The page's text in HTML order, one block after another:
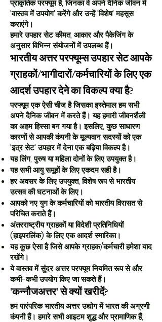
प्राकृतिक परफ्यूम हैं, जिनका वे अपने दैनिक जीवन में
'वास्तव में उपयोग' करेंगे और उन्हें 'विशेष' महसूस
कराएंगे।
हमारे उपहार सेट कीमत, आकार और पैकेजिंग के
अनुसार विभिन्न संयोजनों में उपलब्ध हैं।
भारतीय अत्तर परफ्यूम्स उपहार सेट आपके
ग्राहकों/भागीदारों/कर्मचारियों के लिए एक
आदर्श उपहार देने का विकल्प क्या है?
परफ्यूम एक ऐसी चीज है जिसका इस्तेमाल हम सभी
अपने दैनिक जीवन में करते हैं। यह हमारी जीवनशैली
का अहम हिस्सा बन गया है। इसलिए, कुछ साधारण
कारणों से आपकी कंपनी के मूल्यवान सदस्यों को एक
'इत्र सेट' उपहार में देना एक बढ़िया विकल्प है।
यह लिंग, पुरुष या महिला दोनों के लिए उपयुक्त है।
यह सभी आयु समूहों के लिए एकदम सही है।
हर अवसर के लिए उपयुक्त, विशेष रूप से भारतीय
उत्सव की घटनाओं के लिए।
आपको नए युग के कर्मचारियों को भारतीय विरासत से
परिचित कराते हैं।
अंतरराष्ट्रीय ग्राहकों या विदेशी प्रतिनिधियों
(हाइपरलिंक) के लिए एक आदर्श स्मारिका।
यह कुछ ऐसा है जिसे आपके ग्राहक/कर्मचारी हमेशा याद
रखेंगे।
ये वास्तव में सुंदर अत्तर परफ्यूम नियमित रूप से और
कभी-कभी उपयोग किए जा सकते हैं।
'कन्नौजअत्तर' से क्यों खरीदें?
हम पारंपरिक भारतीय अत्तर उद्योग में भारत की अग्रणी
कंपनी हैं। हमारे सभी आइटम शुद्ध और प्रामाणिक हैं,